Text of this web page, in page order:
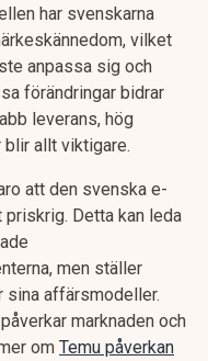
har svenskarna
vilket
anpassa sig och
förändringar bidrar
leverans, hög
allt viktigare.
att den svenska e-
Detta kan leda
men ställer
sina affärsmodeller.
marknaden och
om Temu påverkan